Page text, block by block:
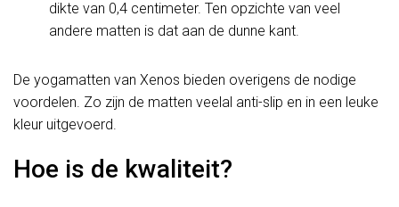
dikte van 0,4 centimeter. Ten opzichte van veel
andere matten is dat aan de dunne kant.
De yogamatten van Xenos bieden overigens de nodige
voordelen. Zo zijn de matten veelal anti-slip en in een leuke
kleur uitgevoerd.
Hoe is de kwaliteit?